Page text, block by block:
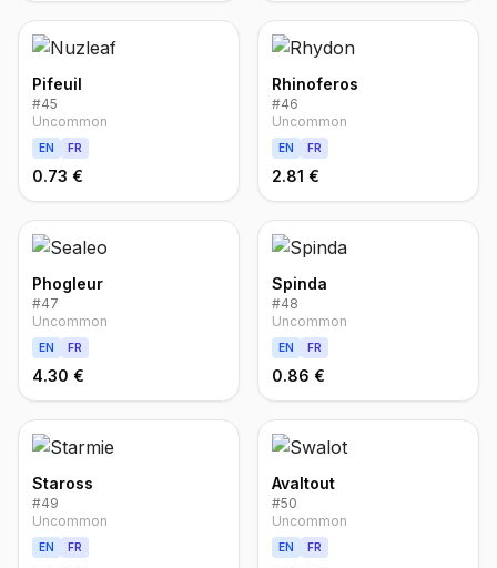
Pifeuil
#45
Uncommon
EN FR
0.73 €
Rhinoferos
#46
Uncommon
EN FR
2.81 €
Phogleur
#47
Uncommon
EN FR
4.30 €
Spinda
#48
Uncommon
EN FR
0.86 €
Staross
#49
Uncommon
EN FR
Avaltout
#50
Uncommon
EN FR